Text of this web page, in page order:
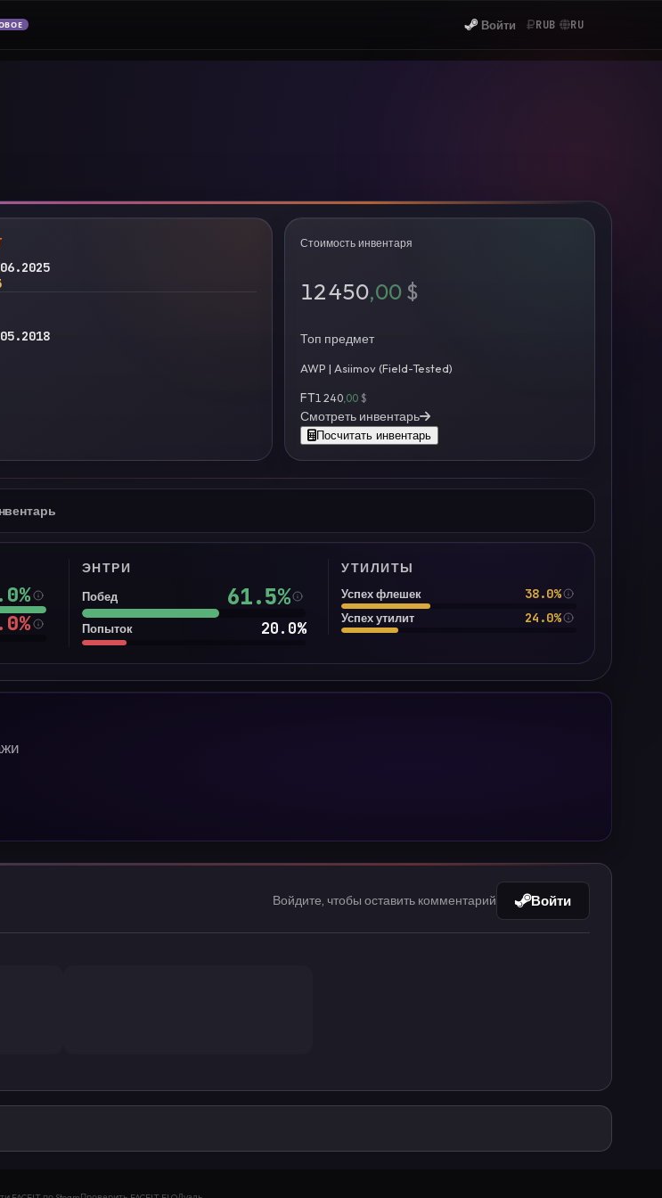
Войти RUB RU
Стоимость инвентаря
12 450,00$
Топ предмет
AWP | Asiimov (Field-Tested)
FT1 240 ,00 $
Смотреть инвентарь
Посчитать инвентарь
%
%
ЭНТРИ
Побед 61.5%
Попыток 20.0%
УТИЛИТЫ
Успех флешек 38.0%
Успех утилит 24.0%
Войдите, чтобы оставить комментарий Войти